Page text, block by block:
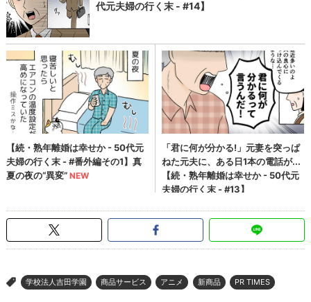
> 学校法人吉田学園 商品サービス アニメ 新商品 PR TIMES